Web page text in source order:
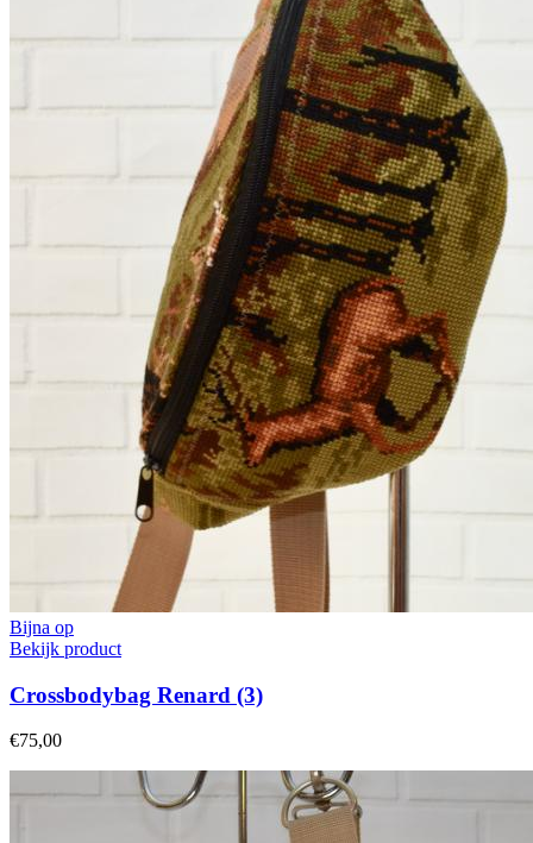
Bijna op
Bekijk product
Crossbodybag Renard (3)
€75,00